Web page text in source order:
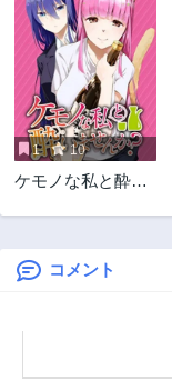
1 10
ケモノな私と酔い
コメント